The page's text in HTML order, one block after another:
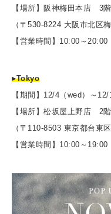
【場所】阪神梅田本店 3
（〒530-8224 大阪市北区
【営業時間】10:00～
▸Tokyo
【期間】12/4（wed）～
【場所】松坂屋上野店 2
（〒110-8503 東京都台東
【営業時間】10:00～19:00